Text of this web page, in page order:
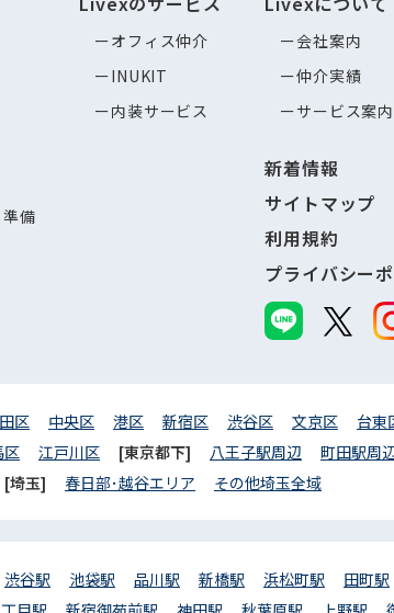
備
オフィス仲介
INUKIT
内装サービス
会社案内
仲介実績
サービス案内
新着情報
サイトマップ
利用規約
プライバシー
区 中央区 港区 新宿区 渋谷区 文京区 台東
区
江戸川区 [東京都下] 八王子駅周辺 町田駅周
[埼玉] 春日部･越谷エリア その他埼玉全域
渋谷駅 池袋駅 品川駅 新橋駅 浜松町駅 田町駅